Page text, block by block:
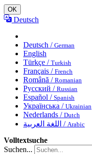
OK
Deutsch
Deutsch / German
English
Türkçe / Turkish
Français / French
Română / Romanian
Русский / Russian
Español / Spanish
Українська / Ukrainian
Nederlands / Dutch
اللغة العربية / Arabic
Volltextsuche
Suchen...